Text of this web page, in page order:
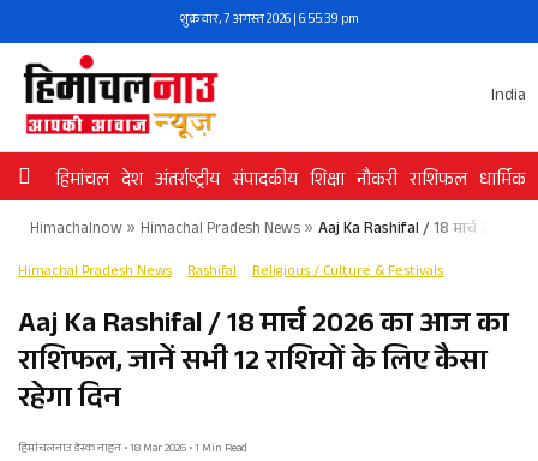
to
content
शुक्रवार, 7 अगस्त 2026 | 6:55:40 pm
India
हिमांचल देश अंतर्राष्ट्रीय संपादकीय शिक्षा नौकरी राशिफल धार्मिक
Himachalnow» Himachal Pradesh News» Aaj Ka Rashifal / 18 मार्च 2026
Himachal Pradesh News Rashifal Religious / Culture & Festivals
Aaj Ka Rashifal / 18 मार्च 2026 का आज का
राशिफल, जानें सभी 12 राशियों के लिए कैसा
रहेगा दिन
हिमांचलनाउ डेस्क नाहन • 18 Mar 2026 • 1 Min Read